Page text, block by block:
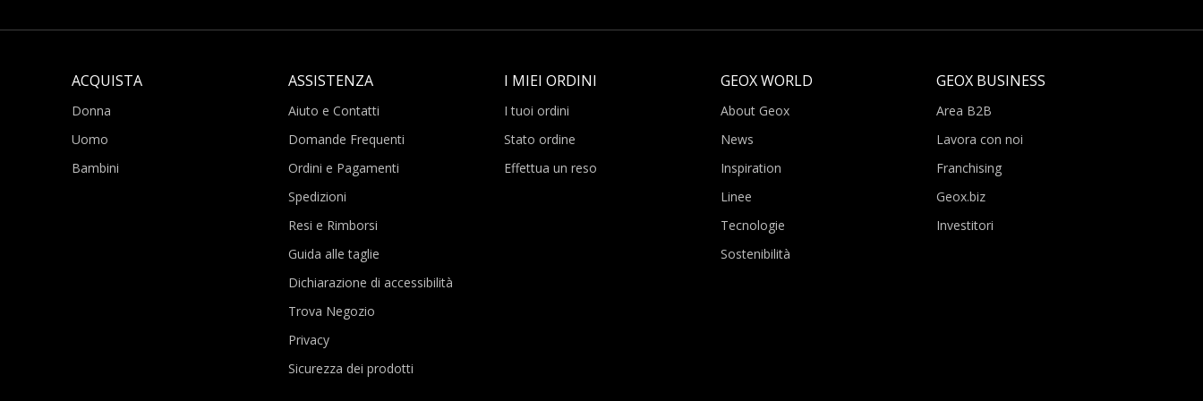
ACQUISTA
Donna
Uomo
Bambini
ASSISTENZA
Aiuto e Contatti
Domande Frequenti
Ordini e Pagamenti
Spedizioni
Resi e Rimborsi
Guida alle taglie
Dichiarazione di accessibilità
Trova Negozio
Privacy
Sicurezza dei prodotti
I MIEI ORDINI
I tuoi ordini
Stato ordine
Effettua un reso
GEOX WORLD
About Geox
News
Inspiration
Linee
Tecnologie
Sostenibilità
GEOX BUSINESS
Area B2B
Lavora con noi
Franchising
Geox.biz
Investitori